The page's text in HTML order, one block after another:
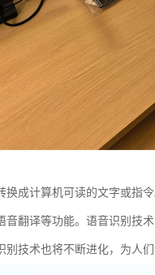
成计算机可读的文字或指
翻译等功能。语音识别技
技术也将不断进化，为人